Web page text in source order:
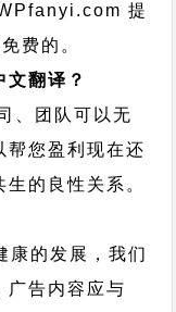
提
费的。
翻译？
、团队可以无
帮您盈利现在还
的良性关系。
的发展，我们
广告内容应与